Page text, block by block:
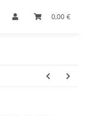
0,00 €